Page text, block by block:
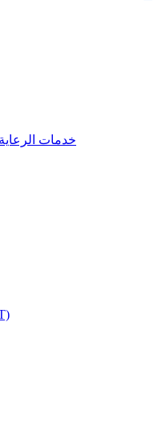
خدمات الرعاية